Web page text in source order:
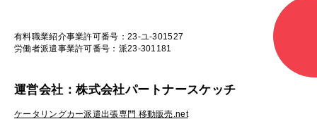
有料職業紹介事業許可番号：23-ユ-301527
労働者派遣事業許可番号：派23-301181
運営会社：株式会社パートナースケッチ
ケータリングカー派遣出張専門 移動販売.net